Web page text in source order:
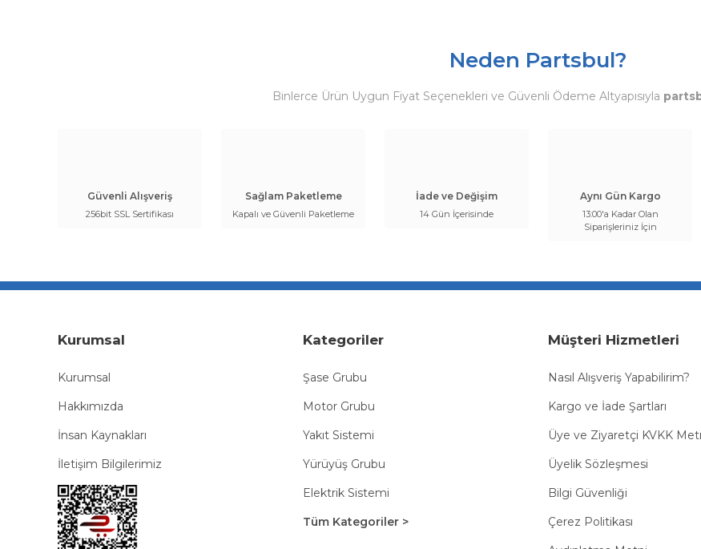
Neden Partsbul?
Binlerce Ürün Uygun Fiyat Seçenekleri ve Güvenli Ödeme Altyapısıyla
Güvenli Alışveriş
256bit SSL Sertifikası
Sağlam Paketleme
Kapalı ve Güvenli Paketleme
İade ve Değişim
14 Gün İçerisinde
Aynı Gün Kargo
13:00'a Kadar Olan
Siparişleriniz İçin
Kurumsal
Kurumsal
Hakkımızda
İnsan Kaynakları
İletişim Bilgilerimiz
Kategoriler
Şase Grubu
Motor Grubu
Yakıt Sistemi
Yürüyüş Grubu
Elektrik Sistemi
Tüm Kategoriler >
Müşteri Hizmetleri
Nasıl Alışveriş Yapabilirim?
Kargo ve İade Şartları
Üye ve Ziyaretçi KVKK
Üyelik Sözleşmesi
Bilgi Güvenliği
Çerez Politikası